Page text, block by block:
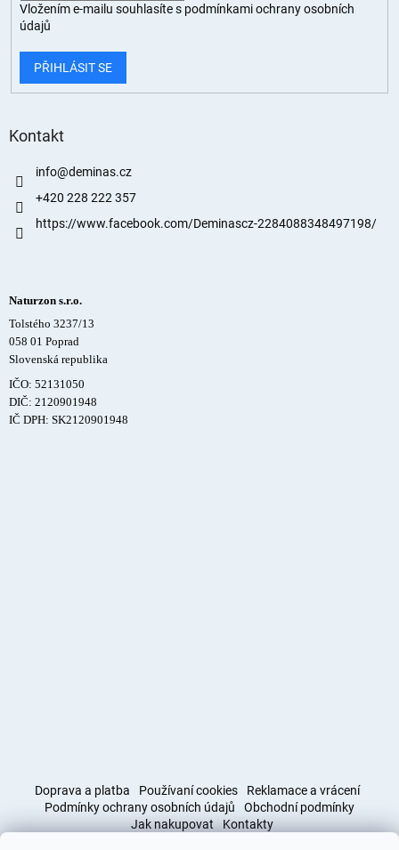
Vložením e-mailu souhlasíte s podmínkami ochrany osobních
údajů
PŘIHLÁSIT SE
Kontakt
info@deminas.cz
+420 228 222 357
https://www.facebook.com/Deminascz-2284088348497198/
Naturzon s.r.o.
Tolstého 3237/13
058 01 Poprad
Slovenská republika
IČO: 52131050
DIČ: 2120901948
IČ DPH: SK2120901948
Doprava a platba Používaní cookies
Reklamace a vrácení
Podmínky ochrany osobních údajů
Obchodní podmínky
Jak nakupovat
Kontakty